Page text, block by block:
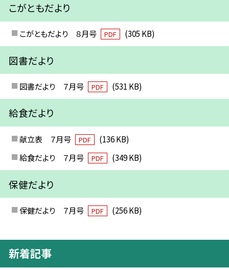
こがともだより
こがともだより ８月号 PDF (305 KB)
図書だより
図書だより ７月号 PDF (531 KB)
給食だより
献立表 ７月号 PDF
(136 KB)
給食だより ７月号
PDF (349 KB)
保健だより
保健だより ７月号 PDF (256 KB)
新着記事